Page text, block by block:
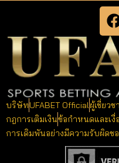
บริษัทUFABET Officialผู้เชี่ยว
กฎการเติมเงินข้อกำหนดและเงื่
การเดิมพันอย่างมีความรับผิดช